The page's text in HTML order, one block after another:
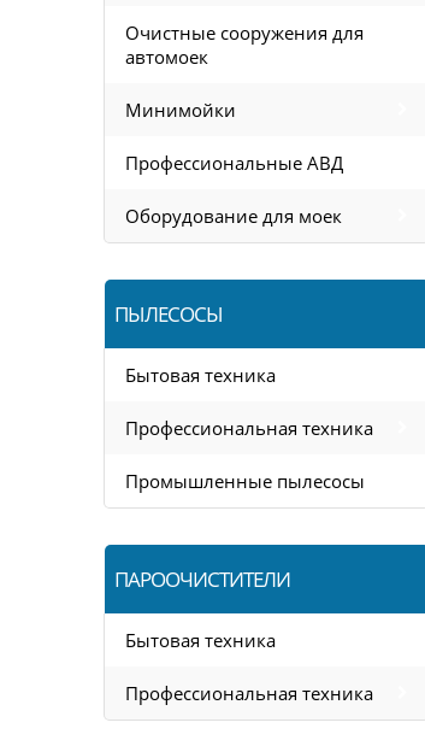
Очистные сооружения для
автомоек
Минимойки
Профессиональные АВД
Оборудование для моек
ПЫЛЕСОСЫ
Бытовая техника
Профессиональная техника
Промышленные пылесосы
ПАРООЧИСТИТЕЛИ
Бытовая техника
Профессиональная техника